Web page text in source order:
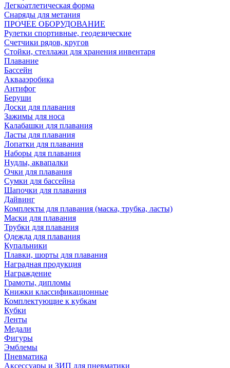
Легкоатлетическая форма
Снаряды для метания
ПРОЧЕЕ ОБОРУДОВАНИЕ
Рулетки спортивные, геодезические
Счетчики рядов, кругов
Стойки, стеллажи для хранения инвентаря
Плавание
Бассейн
Аквааэробика
Антифог
Беруши
Доски для плавания
Зажимы для носа
Калабашки для плавания
Ласты для плавания
Лопатки для плавания
Наборы для плавания
Нудлы, аквапалки
Очки для плавания
Сумки для бассейна
Шапочки для плавания
Дайвинг
Комплекты для плавания (маска, трубка, ласты)
Маски для плавания
Трубки для плавания
Одежда для плавания
Купальники
Плавки, шорты для плавания
Наградная продукция
Награждение
Грамоты, дипломы
Книжки классификационные
Комплектующие к кубкам
Кубки
Ленты
Медали
Фигуры
Эмблемы
Пневматика
Аксессуары и ЗИП для пневматики